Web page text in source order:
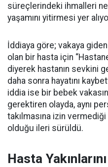
süreçlerindeki ihmalleri
yaşamını yitirmesi yer
İddiaya göre; vakaya
olan bir hasta için
diyerek hastanın sevkini
daha sonra hayatını
iddia ise bir bebek
gerektiren olayda, aynı
takılmasına izin
olduğu ileri sürüldü.
Hasta